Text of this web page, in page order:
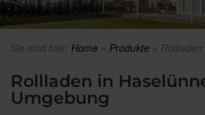
Sie sind hier: Home » Produkte » Rollladen
Rollladen in
Umgebung